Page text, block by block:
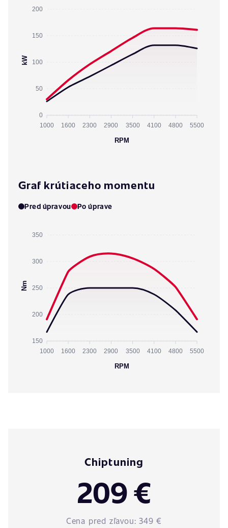
200
150
100
50
0
kW
1000 1600 2300 2900 3500 4100 4800 5500
RPM
Graf krútiaceho momentu
Pred úpravou Po úprave
350
300
250
200
150
Nm
1000 1600 2300 2900 3500 4100 4800 5500
RPM
Chiptuning
209 €
Cena pred zľavou:349 €